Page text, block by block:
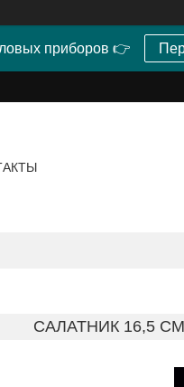
приборов 👉
САЛАТНИК 16,5